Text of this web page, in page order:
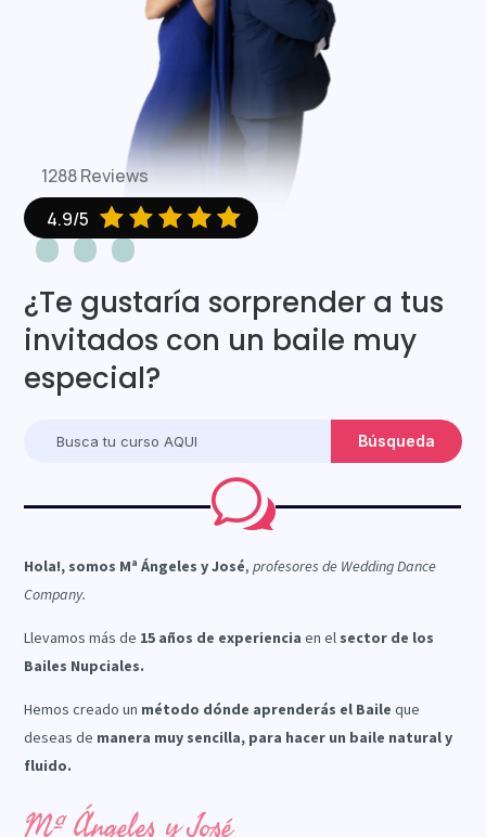
¿Te gustaría sorprender a tus
invitados con un baile muy
especial?
w
Hola!, somos Mª Ángeles y José,profesores de Wedding Dance
Company.
Llevamos más de 15 años de experiencia en el sector de los
Bailes Nupciales.
Hemos creado un método dónde aprenderás el Baile que
deseas de manera muy sencilla, para hacer un baile natural y
fluido.
Mª Ángeles y José
4.9/5     
1288 Reviews